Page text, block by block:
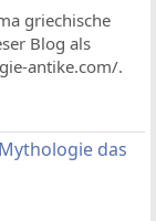
griechische
Blog als
antike.com/.
das